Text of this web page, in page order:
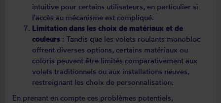
intuitive pour certains utilisateurs, en particulier si
l'accès au mécanisme est compliqué.
Limitation dans les choix de matériaux et de
couleurs : Tandis que les volets roulants monobloc
offrent diverses options, certains matériaux ou
coloris peuvent être limités comparativement aux
volets traditionnels ou aux installations neuves,
restreignant les choix de personnalisation.
En prenant en compte ces problèmes potentiels,